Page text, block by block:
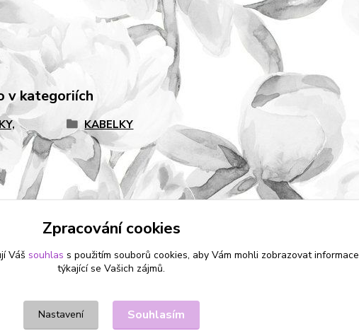
v kategoriích
KABELKY
Zpracování cookies
Váš souhlas s použitím souborů cookies, aby Vám mohli zobrazovat informace
týkající se Vašich zájmů.
Nastavení Souhlasím